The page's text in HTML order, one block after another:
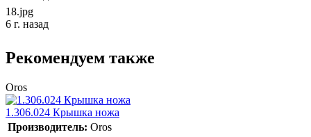
18.jpg
6 г. назад
Рекомендуем также
Oros
1.306.024 Крышка ножа
Производитель: Oros